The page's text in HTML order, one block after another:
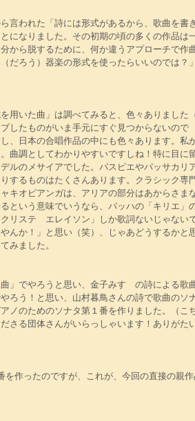
言われた「詩には形式があるから、歌曲を書
になりました。その初期の頃の多くの作品は
から脱するために、何か違うアプローチで作
だろう）器楽の形式を使ったらいいのでは？
いた曲」は調べてみると、色々ありました（
したものがいま手元にすぐ見つからないので
、日本の合唱作品の中にも色々あります。私
曲調としてわかりやすいですしね！特に目に
ルのメサイアでした。パスピエやパッサカリ
するものはたくさんあります。クラシック専
キオピアンガは、アリアの部分はあからさま
という意味でいうなら、バッハの「キリエ」
リステ　エレイソン」しか歌詞ないじゃない
んか！」と思い（笑）、じゃあどうするかと
みました。
」でやろうと思い、金子みすゞの詩による歌
ろう！と思い、山村暮鳥さんの詩で歌曲のソ
ノのためのソナタ第１番を作りました。（こ
さる団体さんがいらっしゃいます！ありがた
作ったのですが、これが、今回の直接の親